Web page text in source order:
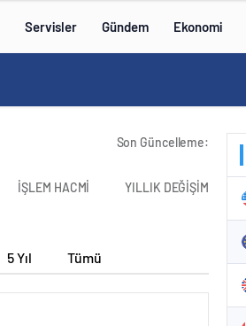
Servisler Gündem Ekonomi
Son Güncelleme:
İŞLEM HACMİ YILLIK DEĞİŞİM
5 Yıl Tümü